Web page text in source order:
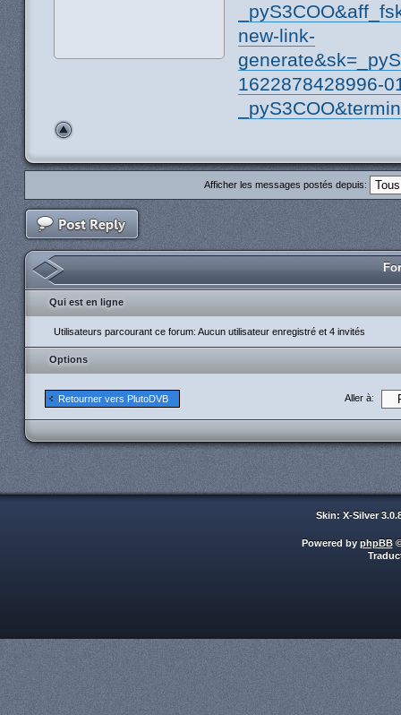
new-link-
1622878428996-
Afficher les messages postés depuis:
Qui est en ligne
Utilisateurs parcourant ce forum: Aucun utilisateur enregistré et 4 invités
Options
Retourner vers PlutoDVB Aller à:
Skin: X-Silver
Powered by phpBB©